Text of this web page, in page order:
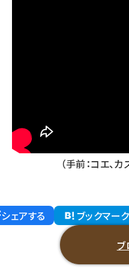
（手前：コエ、
シェアする ブックマーク